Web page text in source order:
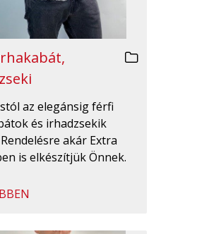
az elegánsig férfi
és irhadzsekik
akár Extra
is elkészítjük Önnek.